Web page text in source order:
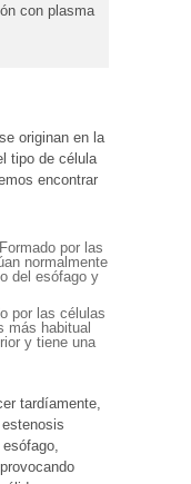
con plasma
originan en la
tipo de célula
encontrar
Formado por las
normalmente
del esófago y
por las células
más habitual
y tiene una
tardíamente,
, provocando